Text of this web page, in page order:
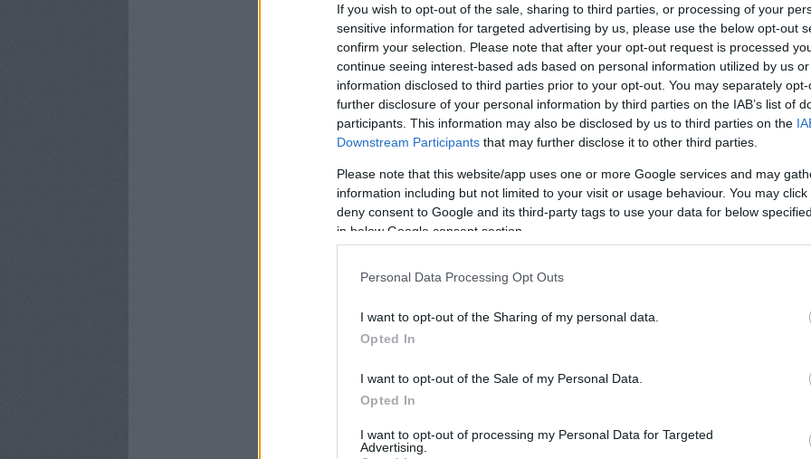
If you wish to opt-out of the sale, sharing to third parties, or processing of your
sensitive information for targeted advertising by us, please use the below opt-out
confirm your selection. Please note that after your opt-out request is processed
continue seeing interest-based ads based on personal information utilized by us
information disclosed to third parties prior to your opt-out. You may separately
further disclosure of your personal information by third parties on the IAB’s list of
participants. This information may also be disclosed by us to third parties on the
Downstream Participants that may further disclose it to other third parties.
Please note that this website/app uses one or more Google services and may
information including but not limited to your visit or usage behaviour. You may
deny consent to Google and its third-party tags to use your data for below
in below Google consent section.
Personal Data Processing Opt Outs
I want to opt-out of the Sharing of my personal data.
Opted In
I want to opt-out of the Sale of my Personal Data.
Opted In
I want to opt-out of processing my Personal Data for Targeted
Advertising.
Awad
A